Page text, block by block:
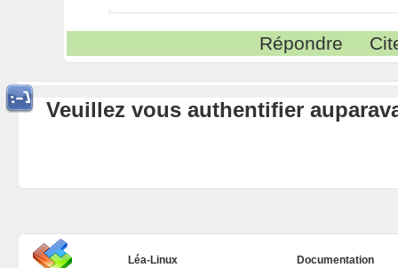
Répondre
Veuillez vous authentifier
Léa-Linux
Documentation